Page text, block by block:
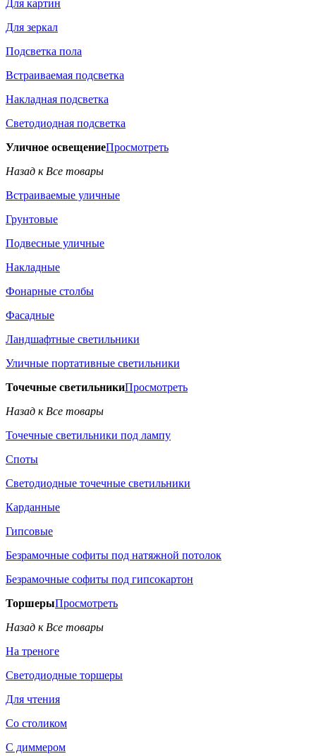
Для картин
Для зеркал
Подсветка пола
Встраиваемая подсветка
Накладная подсветка
Светодиодная подсветка
Уличное освещениеПросмотреть
Назад к Все товары
Встраиваемые уличные
Грунтовые
Подвесные уличные
Накладные
Фонарные столбы
Фасадные
Ландшафтные светильники
Уличные портативные светильники
Точечные светильникиПросмотреть
Назад к Все товары
Точечные светильники под лампу
Споты
Светодиодные точечные светильники
Карданные
Гипсовые
Безрамочные софиты под натяжной потолок
Безрамочные софиты под гипсокартон
ТоршерыПросмотреть
Назад к Все товары
На треноге
Светодиодные торшеры
Для чтения
Со столиком
С диммером